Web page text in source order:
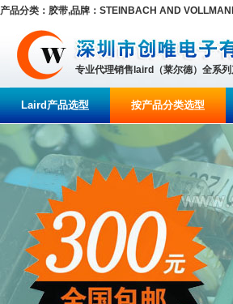
产品分类：胶带,品牌：STEINBACH AND
专业代理销售laird（莱尔德）全系
Laird产品选型 按产品分类选型